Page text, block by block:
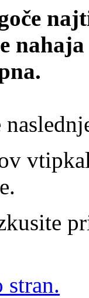
stran.